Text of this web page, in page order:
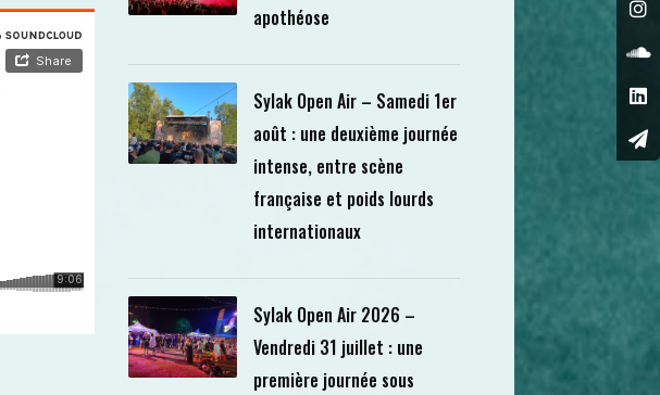
apothéose
Sylak Open Air – Samedi 1er
août : une deuxième journée
intense, entre scène
française et poids lourds
internationaux
Sylak Open Air 2026 –
Vendredi 31 juillet : une
première journée sous